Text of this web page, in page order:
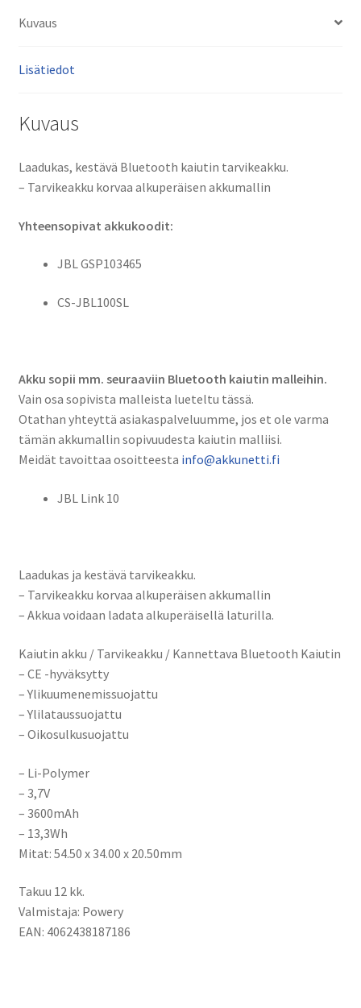
GSP103465,
JBL100SL
Kuvaus
Lisätiedot
Kuvaus
Laadukas, kestävä Bluetooth kaiutin tarvikeakku.
– Tarvikeakku korvaa alkuperäisen akkumallin
Yhteensopivat akkukoodit:
JBL GSP103465
CS-JBL100SL
Akku sopii mm. seuraaviin Bluetooth kaiutin malleihin.
Vain osa sopivista malleista lueteltu tässä.
Otathan yhteyttä asiakaspalveluumme, jos et ole varma
tämän akkumallin sopivuudesta kaiutin malliisi.
Meidät tavoittaa osoitteesta info@akkunetti.fi
JBL Link 10
Laadukas ja kestävä tarvikeakku.
– Tarvikeakku korvaa alkuperäisen akkumallin
– Akkua voidaan ladata alkuperäisellä laturilla.
Kaiutin akku / Tarvikeakku / Kannettava Bluetooth Kaiutin
– CE -hyväksytty
– Ylikuumenemissuojattu
– Ylilataussuojattu
– Oikosulkusuojattu
– Li-Polymer
– 3,7V
– 3600mAh
– 13,3Wh
Mitat: 54.50 x 34.00 x 20.50mm
Takuu 12 kk.
Valmistaja: Powery
EAN: 4062438187186